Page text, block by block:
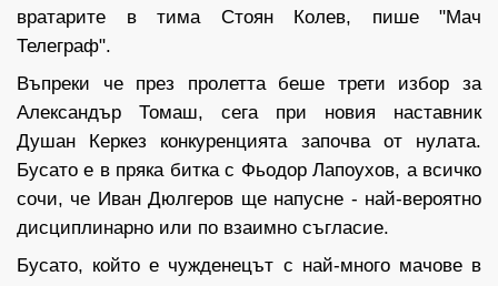
вратарите в тима Стоян Колев, пише "Мач
Телеграф".
Въпреки че през пролетта беше трети избор за
Александър Томаш, сега при новия наставник
Душан Керкез конкуренцията започва от нулата.
Бусато е в пряка битка с Фьодор Лапоухов, а всичко
сочи, че Иван Дюлгеров ще напусне - най-вероятно
дисциплинарно или по взаимно съгласие.
Бусато, който е чужденецът с най-много мачове в